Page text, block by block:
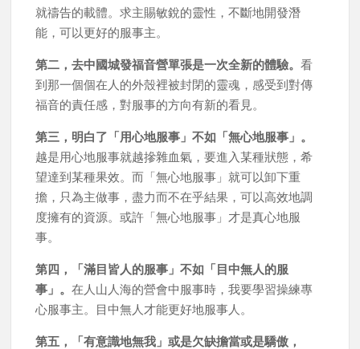
就禱告的載體。求主賜敏銳的靈性，不斷地開發潛
能，可以更好的服事主。
第二，去中國城發福音營單張是一次全新的體驗。看
到那一個個在人的外殼裡被封閉的靈魂，感受到對傳
福音的責任感，對服事的方向有新的看見。
第三，明白了「用心地服事」不如「無心地服事」。
越是用心地服事就越摻雜血氣，要進入某種狀態，希
望達到某種果效。而「無心地服事」就可以卸下重
擔，只為主做事，盡力而不在乎結果，可以高效地調
度擁有的資源。或許「無心地服事」才是真心地服
事。
第四，「滿目皆人的服事」不如「目中無人的服
事」。在人山人海的營會中服事時，我要學習操練專
心服事主。目中無人才能更好地服事人。
第五，「有意識地無我」或是欠缺擔當或是驕傲，